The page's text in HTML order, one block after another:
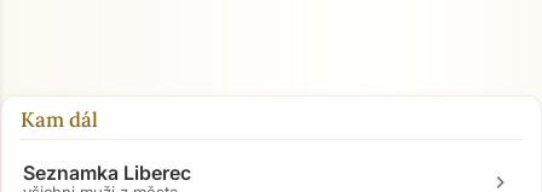
Kam dál
Seznamka Liberec chevron_right